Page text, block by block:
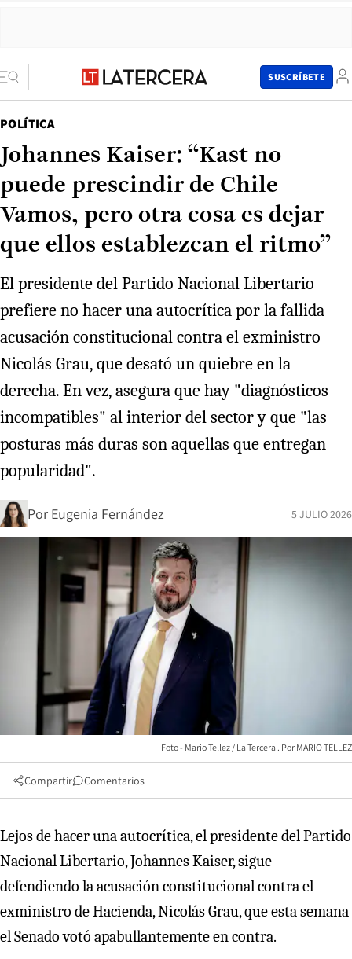
SUSCRÍBETE
POLÍTICA
Johannes Kaiser: “Kast no
puede prescindir de Chile
Vamos, pero otra cosa es dejar
que ellos establezcan el ritmo”
El presidente del Partido Nacional Libertario
prefiere no hacer una autocrítica por la fallida
acusación constitucional contra el exministro
Nicolás Grau, que desató un quiebre en la
derecha. En vez, asegura que hay "diagnósticos
incompatibles" al interior del sector y que "las
posturas más duras son aquellas que entregan
popularidad".
Por Eugenia Fernández 5 JULIO 2026
Foto - Mario Tellez / La Tercera MARIO TELLEZ
Compartir Comentarios
Lejos de hacer una autocrítica, el presidente del Partido
Nacional Libertario, Johannes Kaiser, sigue
defendiendo la acusación constitucional contra el
exministro de Hacienda, Nicolás Grau, que esta semana
el Senado votó apabullantemente en contra.